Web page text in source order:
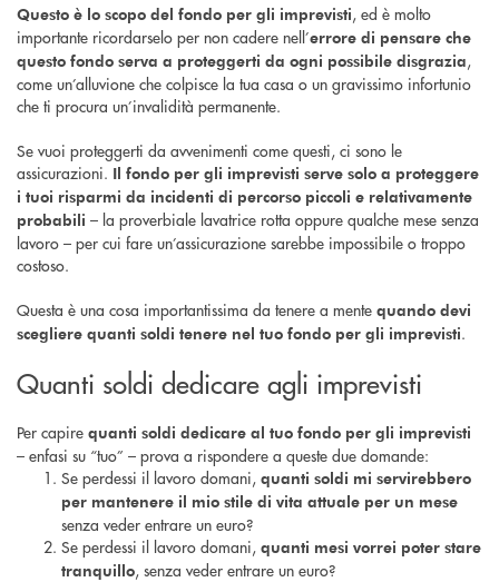
Questo è lo scopo del fondo per gli imprevisti, ed è molto
importante ricordarselo per non cadere nell’errore di pensare che
questo fondo serva a proteggerti da ogni possibile disgrazia,
come un’alluvione che colpisce la tua casa o un gravissimo infortunio
che ti procura un’invalidità permanente.
Se vuoi proteggerti da avvenimenti come questi, ci sono le
assicurazioni. Il fondo per gli imprevisti serve solo a proteggere
i tuoi risparmi da incidenti di percorso piccoli e relativamente
probabili – la proverbiale lavatrice rotta oppure qualche mese senza
lavoro – per cui fare un’assicurazione sarebbe impossibile o troppo
costoso.
Questa è una cosa importantissima da tenere a mente quando devi
scegliere quanti soldi tenere nel tuo fondo per gli imprevisti.
Quanti soldi dedicare agli imprevisti
Per capire quanti soldi dedicare al tuo fondo per gli imprevisti
– enfasi su “tuo” – prova a rispondere a queste due domande:
Se perdessi il lavoro domani, quanti soldi mi servirebbero
per mantenere il mio stile di vita attuale per un mese
senza veder entrare un euro?
Se perdessi il lavoro domani, quanti mesi vorrei poter stare
tranquillo, senza veder entrare un euro?